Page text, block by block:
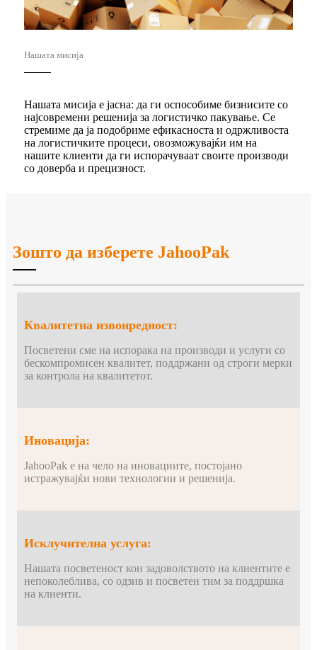
Нашата мисија
Нашата мисија е јасна: да ги оспособиме бизнисите со
најсовремени решенија за логистичко пакување. Се
стремиме да ја подобриме ефикасноста и одржливоста
на логистичките процеси, овозможувајќи им на
нашите клиенти да ги испорачуваат своите производи
со доверба и прецизност.
Зошто да изберете JahooPak
Квалитетна извонредност:
Посветени сме на испорака на производи и услуги со
бескомпромисен квалитет, поддржани од строги мерки
за контрола на квалитетот.
Иновација:
JahooPak е на чело на иновациите, постојано
истражувајќи нови технологии и решенија.
Исклучителна услуга:
Нашата посветеност кон задоволството на клиентите е
непоколеблива, со одзив и посветен тим за поддршка
на клиенти.